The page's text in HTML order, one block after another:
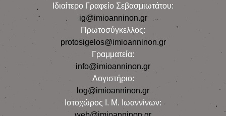
Iδιαίτερο Γραφείο Σεβασμιωτάτου:
ig@imioanninon.gr
Πρωτοσύγκελλος:
protosigelos@imioanninon.gr
Γραμματεία:
info@imioanninon.gr
Λογιστήριο:
log@imioanninon.gr
Ιστοχώρος Ι. Μ. Ιωαννίνων: